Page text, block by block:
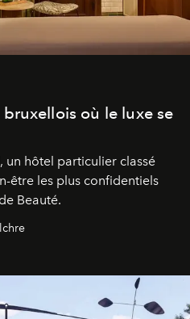
où le luxe se
un hôtel particulier classé
être les plus confidentiels
Beauté.